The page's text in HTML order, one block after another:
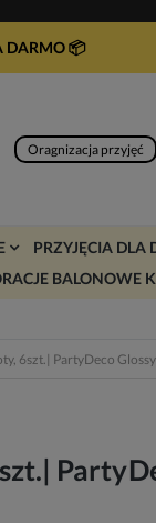
DARMO📦
Oragnizacja przyjęć
PRZYJĘCIA DLA
BALONOWE
6szt.| PartyDeco